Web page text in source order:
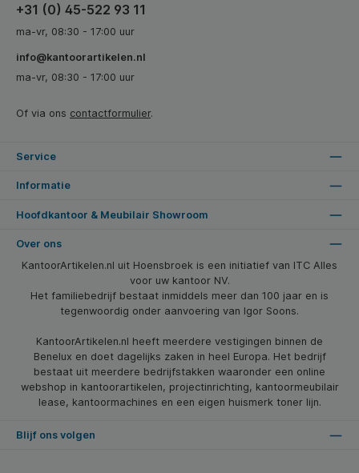
+31 (0) 45-522 93 11
ma-vr, 08:30 - 17:00 uur
info@kantoorartikelen.nl
ma-vr, 08:30 - 17:00 uur
Of via ons contactformulier.
Service
Informatie
Hoofdkantoor & Meubilair Showroom
Over ons
KantoorArtikelen.nl uit Hoensbroek is een initiatief van ITC Alles
voor uw kantoor NV.
Het familiebedrijf bestaat inmiddels meer dan 100 jaar en is
tegenwoordig onder aanvoering van Igor Soons.
KantoorArtikelen.nl heeft meerdere vestigingen binnen de
Benelux en doet dagelijks zaken in heel Europa. Het bedrijf
bestaat uit meerdere bedrijfstakken waaronder een online
webshop in kantoorartikelen, projectinrichting, kantoormeubilair
lease, kantoormachines en een eigen huismerk toner lijn.
Blijf ons volgen